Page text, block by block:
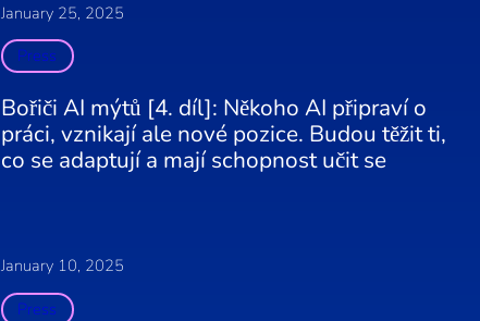
January 25, 2025
Press
Bořiči AI mýtů [4. díl]: Někoho AI připraví o
práci, vznikají ale nové pozice. Budou těžit ti,
co se adaptují a mají schopnost učit se
January 10, 2025
Press